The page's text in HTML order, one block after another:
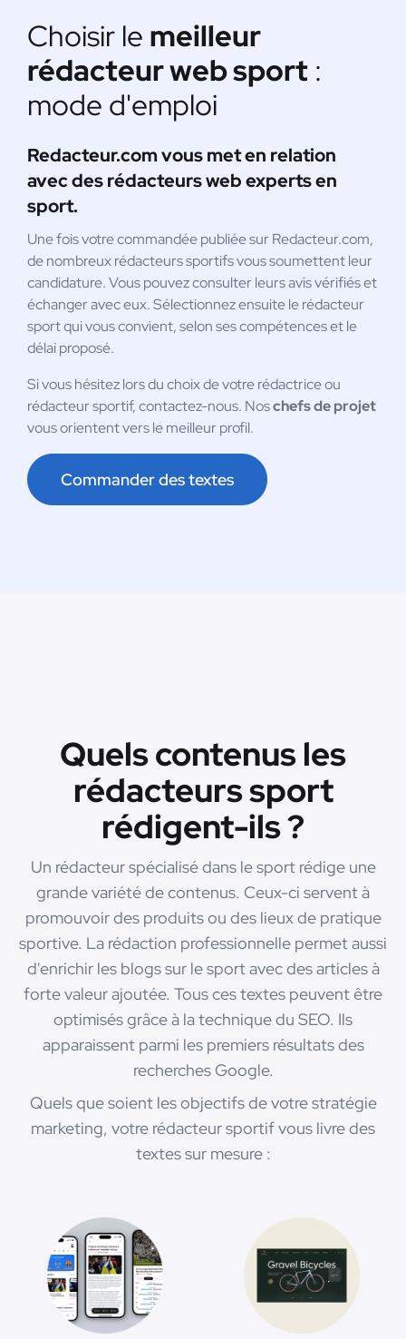
Choisir le meilleur
rédacteur web sport :
mode d'emploi
Redacteur.com vous met en relation
avec des rédacteurs web experts en
sport.
Une fois votre commandée publiée sur Redacteur.com,
de nombreux rédacteurs sportifs vous soumettent leur
candidature. Vous pouvez consulter leurs avis vérifiés et
échanger avec eux. Sélectionnez ensuite le rédacteur
sport qui vous convient, selon ses compétences et le
délai proposé.
Si vous hésitez lors du choix de votre rédactrice ou
rédacteur sportif, contactez-nous. Noschefs de projet
vous orientent vers le meilleur profil.
Commander des textes
Quels contenus les
rédacteurs sport
rédigent-ils ?
Un rédacteur spécialisé dans le sport rédige une
grande variété de contenus. Ceux-ci servent à
promouvoir des produits ou des lieux de pratique
sportive. La rédaction professionnelle permet aussi
d'enrichir les blogs sur le sport avec des articles à
forte valeur ajoutée. Tous ces textes peuvent être
optimisés grâce à la technique du SEO. Ils
apparaissent parmi les premiers résultats des
recherches Google.
Quels que soient les objectifs de votre stratégie
marketing, votre rédacteur sportif vous livre des
textes sur mesure :